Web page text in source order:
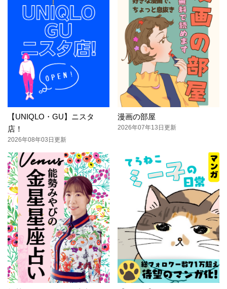
【UNIQLO・GU】ニスタ
店！
2026年08年03日更新
漫画の部屋
2026年07年13日更新